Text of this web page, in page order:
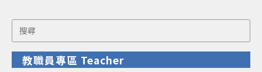
Search
for:
教職員專區 Teacher